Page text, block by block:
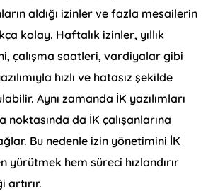
aldığı izinler ve fazla mesailerin
kolay. Haftalık izinler, yıllık
çalışma saatleri, vardiyalar gibi
hızlı ve hatasız şekilde
Aynı zamanda İK yazılımları
noktasında da İK çalışanlarına
Bu nedenle izin yönetimini İK
yürütmek hem süreci hızlandırır
artırır.